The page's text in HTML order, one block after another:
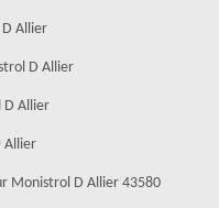
Allier
D Allier
D Allier
Allier
Monistrol D Allier 43580